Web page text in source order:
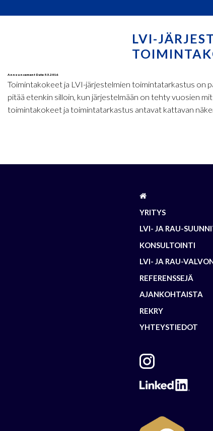
LVI-
Announcement Date: 5.5.2016
Toimintakokeet ja LVI-järjestelmien toimintatarkastus on
pitää etenkin silloin, kun järjestelmään on tehty vuosien
toimintakokeet ja toimintatarkastus antavat kattavan
YRITYS
LVI- JA RAU-
KONSULTOINTI
LVI- JA RAU-
REFERENSSEJÄ
AJANKOHTAISTA
REKRY
YHTEYSTIEDOT